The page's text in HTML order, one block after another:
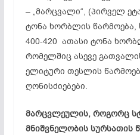
– „მარცვალი“, (პირველ
ტონა ხორბლის წარმოება,
400-420 ათასი ტონა
რომელშიც ასევე
ელიტური თესლის
ღონისძიებები.
მარცვლეულის, როგორც
მნიშვნელობის სურსათის